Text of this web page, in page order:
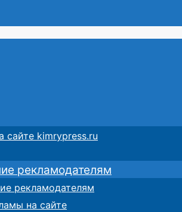
сайте kimrypress.ru
рекламодателям
рекламодателям
на сайте